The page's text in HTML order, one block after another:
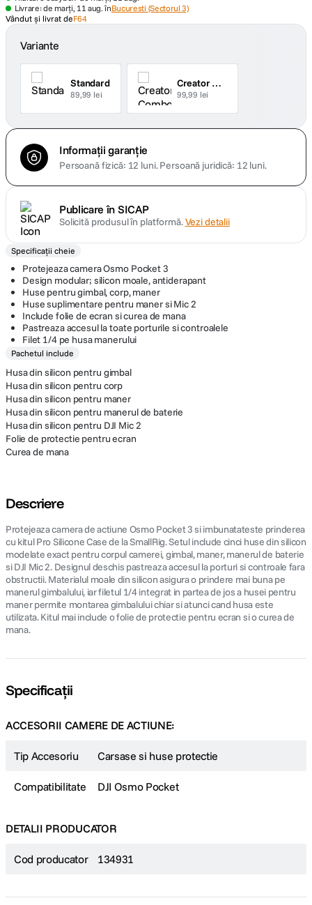
9
Livrare: de marți, 11 aug. înBucuresti (Sectorul 3)
Vândut și livrat deF64
Variante
Standard
89,99 lei
Creator Combo
99,99 lei
Informații garanție
Persoană fizică: 12 luni.Persoană juridică: 12 luni.
Publicare în SICAP
Solicită produsul în platformă.Vezi detalii
Specificații cheie
Protejeaza camera Osmo Pocket 3
Design modular; silicon moale, antiderapant
Huse pentru gimbal, corp, maner
Huse suplimentare pentru maner si Mic 2
Include folie de ecran si curea de mana
Pastreaza accesul la toate porturile si controalele
Filet 1/4 pe husa manerului
Pachetul include
Husa din silicon pentru gimbal
Husa din silicon pentru corp
Husa din silicon pentru maner
Husa din silicon pentru manerul de baterie
Husa din silicon pentru DJI Mic 2
Folie de protectie pentru ecran
Curea de mana
Descriere
Protejeaza camera de actiune Osmo Pocket 3 si imbunatateste prinderea
cu kitul Pro Silicone Case de la SmallRig. Setul include cinci huse din silicon
modelate exact pentru corpul camerei, gimbal, maner, manerul de baterie
si DJI Mic 2. Designul deschis pastreaza accesul la porturi si controale fara
obstructii. Materialul moale din silicon asigura o prindere mai buna pe
manerul gimbalului, iar filetul 1/4 integrat in partea de jos a husei pentru
maner permite montarea gimbalului chiar si atunci cand husa este
utilizata. Kitul mai include o folie de protectie pentru ecran si o curea de
mana.
Specificații
ACCESORII CAMERE DE ACTIUNE:
Tip Accesoriu Carsase si huse protectie
Compatibilitate DJI Osmo Pocket
DETALII PRODUCATOR
Cod producator 134931